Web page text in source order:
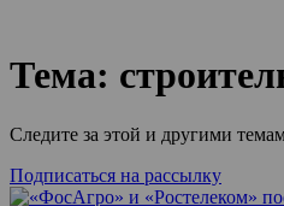
Тема:
Следите за этой и другими
Подписаться на рассылку